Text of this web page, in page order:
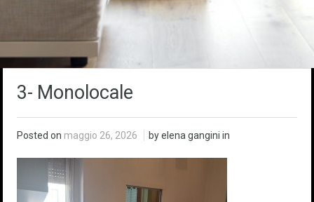
3- Monolocale
Posted on maggio 26, 2026 by elena gangini in